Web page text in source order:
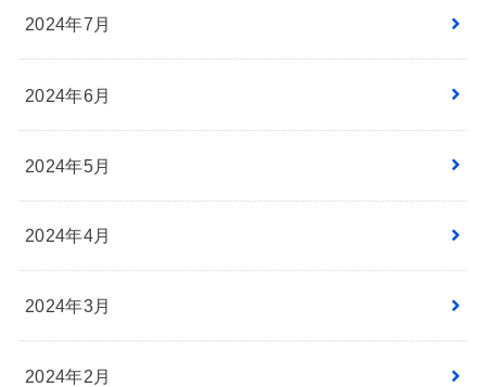
2024年7月
2024年6月
2024年5月
2024年4月
2024年3月
2024年2月